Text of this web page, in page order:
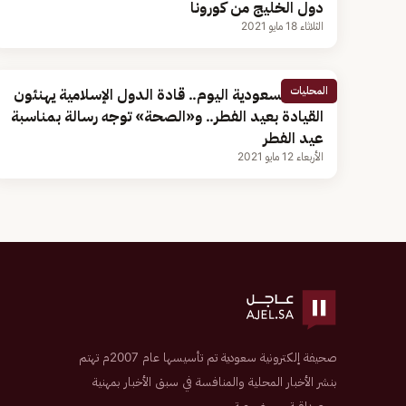
دول الخليج من كورونا
الثلاثاء 18 مايو 2021
المحليات
أخبار السعودية اليوم.. قادة الدول الإسلامية يهنئون
القيادة بعيد الفطر.. و«الصحة» توجه رسالة بمناسبة
عيد الفطر
الأربعاء 12 مايو 2021
صحيفة إلكترونية سعودية تم تأسيسها عام 2007م تهتم
بنشر الأخبار المحلية والمنافسة في سبق الأخبار بمهنية